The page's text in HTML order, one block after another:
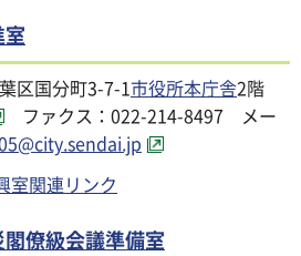
区国分町3-7-1市役所本庁舎2階
ファクス：022-214-8497 メー
室関連リンク
僚級会議準備室